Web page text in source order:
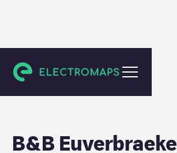
Beveren
B&B Euverbraeke